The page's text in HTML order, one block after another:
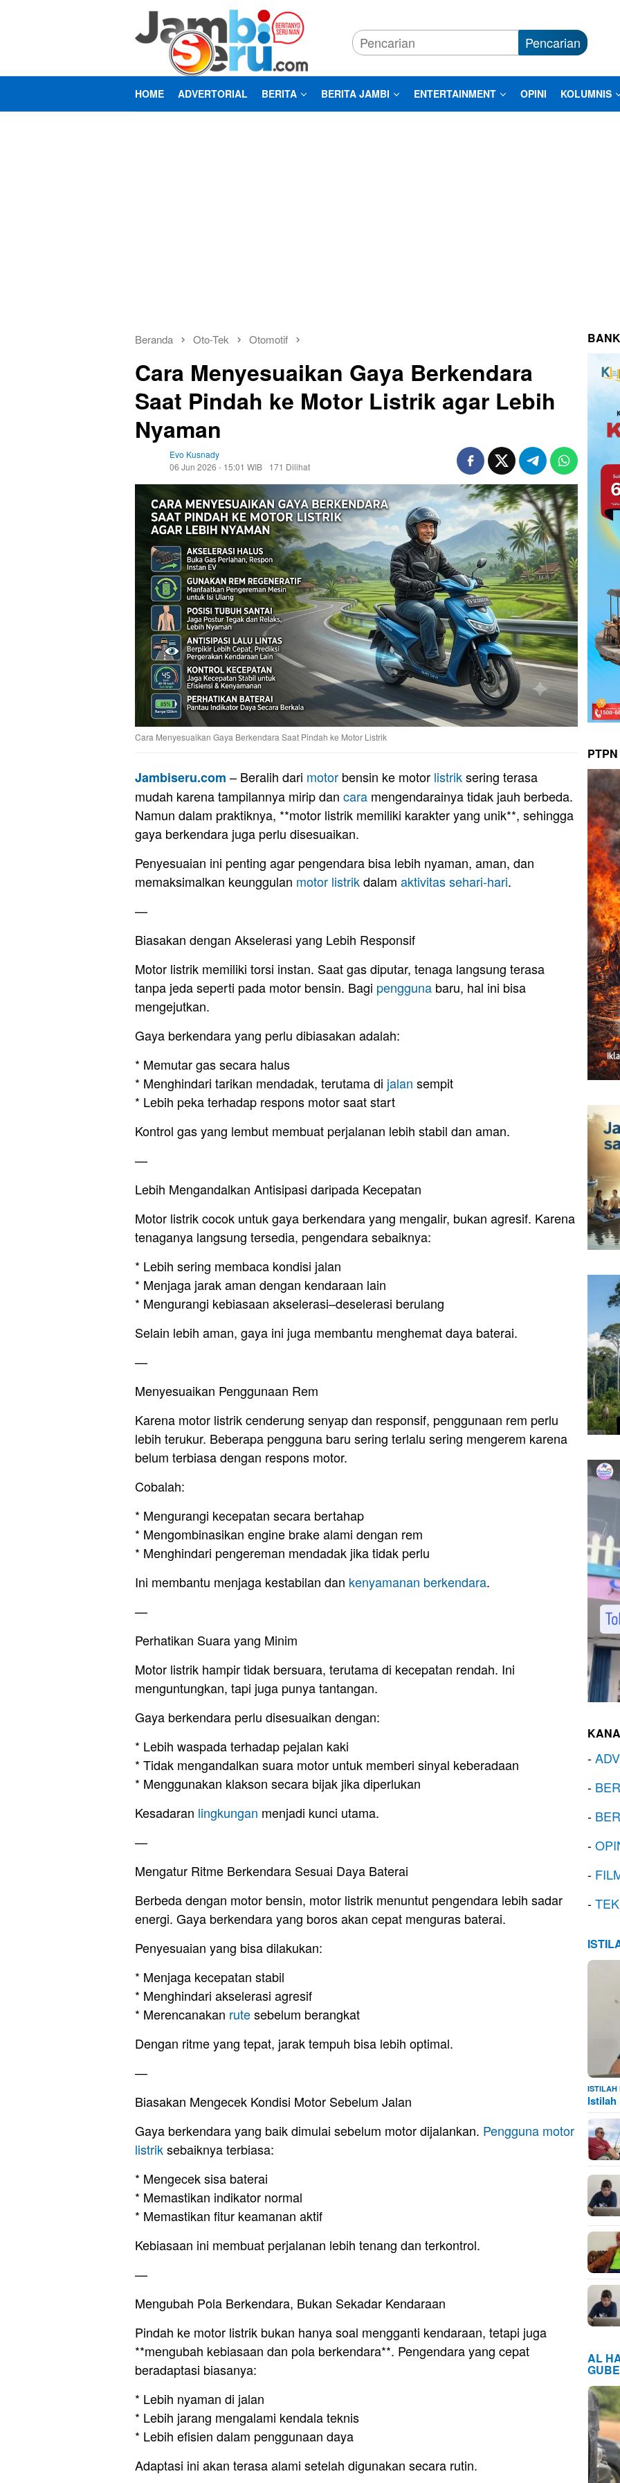
Pencarian
HOME ADVERTORIAL BERITA BERITA JAMBI ENTERTAINMENT OPINI KOLUMNIS
Beranda Oto-Tek Otomotif
Cara Menyesuaikan Gaya Berkendara
Saat Pindah ke Motor Listrik agar Lebih
Nyaman
Evo Kusnady
06 Jun 2026 - 15:01 WIB
171 Dilihat
Cara Menyesuaikan Gaya Berkendara Saat Pindah ke Motor Listrik
Jambiseru.com – Beralih dari motor bensin ke motor listriksering terasa
mudah karena tampilannya mirip dan cara mengendarainya tidak jauh berbeda.
Namun dalam praktiknya, **motor listrik memiliki karakter yang unik**, sehingga
gaya berkendara juga perlu disesuaikan.
Penyesuaian ini penting agar pengendara bisa lebih nyaman, aman, dan
memaksimalkan keunggulan motor listrikdalam aktivitas sehari-hari.
—
Biasakan dengan Akselerasi yang Lebih Responsif
Motor listrik memiliki torsi instan. Saat gas diputar, tenaga langsung terasa
tanpa jeda seperti pada motor bensin. Bagi pengguna baru, hal ini bisa
mengejutkan.
Gaya berkendara yang perlu dibiasakan adalah:
* Memutar gas secara halus
* Menghindari tarikan mendadak, terutama di jalan sempit
* Lebih peka terhadap respons motor saat start
Kontrol gas yang lembut membuat perjalanan lebih stabil dan aman.
—
Lebih Mengandalkan Antisipasi daripada Kecepatan
Motor listrik cocok untuk gaya berkendara yang mengalir, bukan agresif. Karena
tenaganya langsung tersedia, pengendara sebaiknya:
* Lebih sering membaca kondisi jalan
* Menjaga jarak aman dengan kendaraan lain
* Mengurangi kebiasaan akselerasi–deselerasi berulang
Selain lebih aman, gaya ini juga membantu menghemat daya baterai.
—
Menyesuaikan Penggunaan Rem
Karena motor listrik cenderung senyap dan responsif, penggunaan rem perlu
lebih terukur. Beberapa pengguna baru sering terlalu sering mengerem karena
belum terbiasa dengan respons motor.
Cobalah:
* Mengurangi kecepatan secara bertahap
* Mengombinasikan engine brake alami dengan rem
* Menghindari pengereman mendadak jika tidak perlu
Ini membantu menjaga kestabilan dan kenyamanan berkendara.
—
Perhatikan Suara yang Minim
Motor listrik hampir tidak bersuara, terutama di kecepatan rendah. Ini
menguntungkan, tapi juga punya tantangan.
Gaya berkendara perlu disesuaikan dengan:
* Lebih waspada terhadap pejalan kaki
* Tidak mengandalkan suara motor untuk memberi sinyal keberadaan
* Menggunakan klakson secara bijak jika diperlukan
Kesadaran lingkungan menjadi kunci utama.
—
Mengatur Ritme Berkendara Sesuai Daya Baterai
Berbeda dengan motor bensin, motor listrik menuntut pengendara lebih sadar
energi. Gaya berkendara yang boros akan cepat menguras baterai.
Penyesuaian yang bisa dilakukan:
* Menjaga kecepatan stabil
* Menghindari akselerasi agresif
* Merencanakan rutesebelum berangkat
Dengan ritme yang tepat, jarak tempuh bisa lebih optimal.
—
Biasakan Mengecek Kondisi Motor Sebelum Jalan
Gaya berkendara yang baik dimulai sebelum motor dijalankan. Pengguna motor
listriksebaiknya terbiasa:
* Mengecek sisa baterai
* Memastikan indikator normal
* Memastikan fitur keamanan aktif
Kebiasaan ini membuat perjalanan lebih tenang dan terkontrol.
—
Mengubah Pola Berkendara, Bukan Sekadar Kendaraan
Pindah ke motor listrik bukan hanya soal mengganti kendaraan, tetapi juga
**mengubah kebiasaan dan pola berkendara**. Pengendara yang cepat
beradaptasi biasanya:
* Lebih nyaman di jalan
* Lebih jarang mengalami kendala teknis
* Lebih efisien dalam penggunaan daya
Adaptasi ini akan terasa alami setelah digunakan secara rutin.
-
-
-
-
-
-
ISTILAH
Istilah
AL